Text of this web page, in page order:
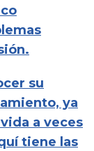
su
ya
a veces
tiene las